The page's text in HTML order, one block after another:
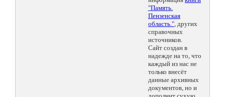
"Память.
Пензенская
область.", других
справочных
источников.
Сайт создан в
надежде на то, что
каждый из нас не
только внесёт
данные архивных
документов, но и